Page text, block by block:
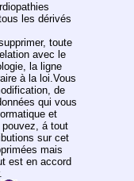
les dérivés
toute
avec le
la ligne
à la loi.Vous
de
qui vous
et
pouvez, á tout
sur cet
mais
est en accord